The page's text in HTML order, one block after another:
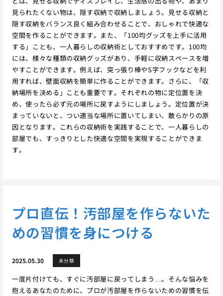
見られたくない物は、隠す収納で収納しましょう。見せる収納と
隠す収納をバランス良く組み合わせることで、おしゃれで快適な
空間を作ることができます。また、「100均グッズを上手に活用
する」ことも、一人暮らしの収納術としておすすめです。100均
には、様々な種類の収納グッズがあり、手軽に収納スペースを増
やすことができます。例えば、突っ張り棒やS字フックなどを利
用すれば、壁面収納を簡単に作ることができます。さらに、「収
納場所を決める」ことも重要です。それぞれの物に定位置を決
め、使ったら必ず元の場所に戻すようにしましょう。定位置が決
まっていないと、つい適当な場所に置いてしまい、散らかりの原
因となります。これらの収納術を実践することで、一人暮らしの
部屋でも、すっきりとした快適な空間を実現することができま
す。
プロ直伝！汚部屋を作らないた
めの習慣を身につける
2025.05.30 未分類
一度片付けても、すぐに汚部屋に戻ってしまう…。そんな悩みを
抱えるあなたのために、プロが汚部屋を作らないための習慣を伝